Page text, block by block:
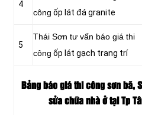
4
công ốp lát đá granite
5
Thái Sơn tư vấn báo giá thi
công ốp lát gạch trang trí
Bảng báo giá thi công sơn bã,
sửa chữa nhà ở tại Tp